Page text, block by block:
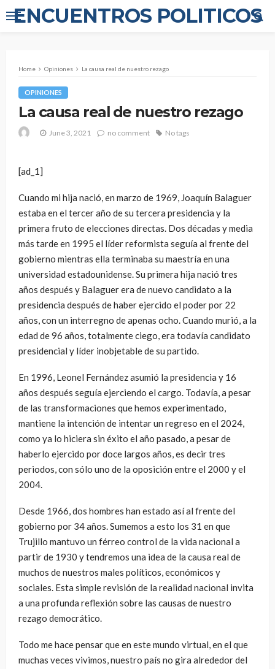
ENCUENTROS POLITICOS
Home Opiniones La causa real de nuestro rezago
OPINIONES
La causa real de nuestro rezago
June 3, 2021 no comment No tags
[ad_1]
Cuando mi hija nació, en marzo de 1969, Joaquín Balaguer
estaba en el tercer año de su tercera presidencia y la
primera fruto de elecciones directas. Dos décadas y media
más tarde en 1995 el líder reformista seguía al frente del
gobierno mientras ella terminaba su maestría en una
universidad estadounidense. Su primera hija nació tres
años después y Balaguer era de nuevo candidato a la
presidencia después de haber ejercido el poder por 22
años, con un interregno de apenas ocho. Cuando murió, a la
edad de 96 años, totalmente ciego, era todavía candidato
presidencial y líder inobjetable de su partido.
En 1996, Leonel Fernández asumió la presidencia y 16
años después seguía ejerciendo el cargo. Todavía, a pesar
de las transformaciones que hemos experimentado,
mantiene la intención de intentar un regreso en el 2024,
como ya lo hiciera sin éxito el año pasado, a pesar de
haberlo ejercido por doce largos años, es decir tres
periodos, con sólo uno de la oposición entre el 2000 y el
2004.
Desde 1966, dos hombres han estado así al frente del
gobierno por 34 años. Sumemos a esto los 31 en que
Trujillo mantuvo un férreo control de la vida nacional a
partir de 1930 y tendremos una idea de la causa real de
muchos de nuestros males políticos, económicos y
sociales. Esta simple revisión de la realidad nacional invita
a una profunda reflexión sobre las causas de nuestro
rezago democrático.
Todo me hace pensar que en este mundo virtual, en el que
muchas veces vivimos, nuestro país no gira alrededor del